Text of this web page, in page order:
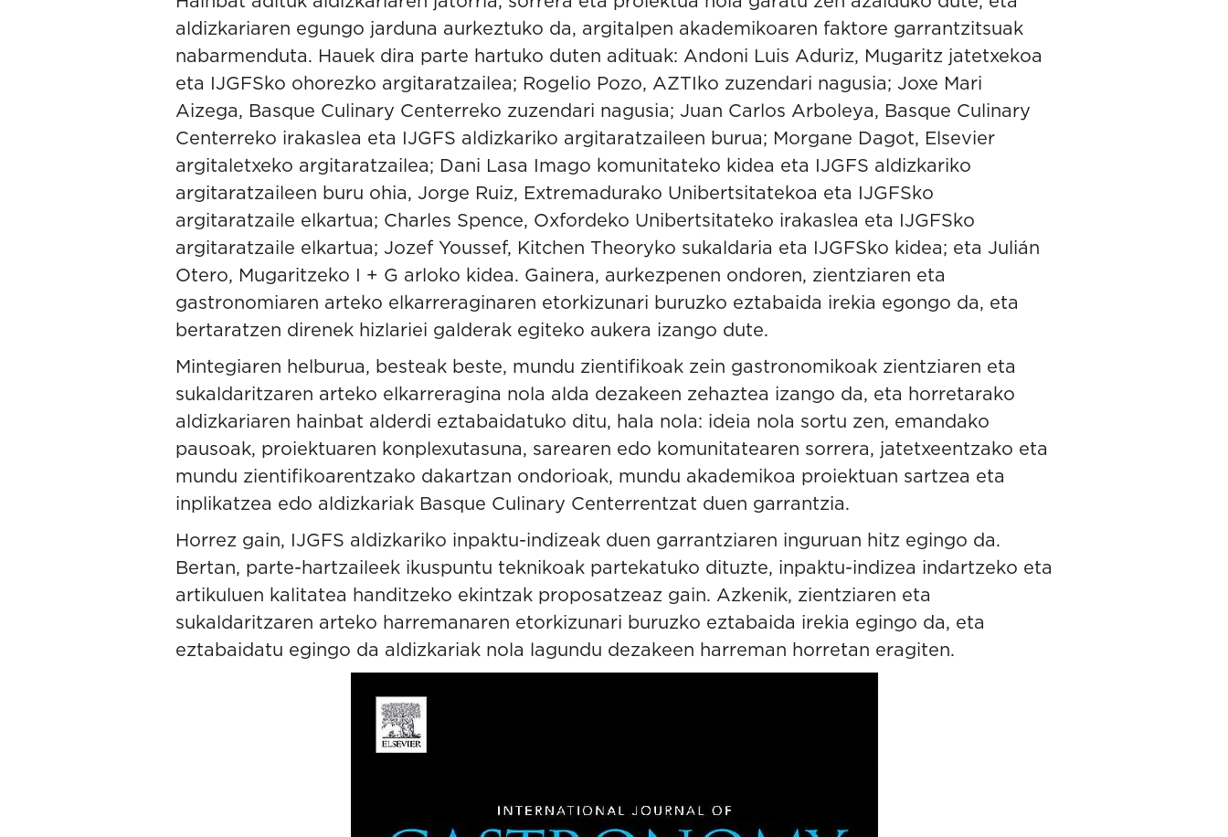
aldizkariaren egungo jarduna aurkeztuko da, argitalpen akademikoaren faktore garrantzitsuak
nabarmenduta. Hauek dira parte hartuko duten adituak: Andoni Luis Aduriz, Mugaritz jatetxekoa
eta IJGFSko ohorezko argitaratzailea; Rogelio Pozo, AZTIko zuzendari nagusia; Joxe Mari
Aizega, Basque Culinary Centerreko zuzendari nagusia; Juan Carlos Arboleya, Basque Culinary
Centerreko irakaslea eta IJGFS aldizkariko argitaratzaileen burua; Morgane Dagot, Elsevier
argitaletxeko argitaratzailea; Dani Lasa Imago komunitateko kidea eta IJGFS aldizkariko
argitaratzaileen buru ohia, Jorge Ruiz, Extremadurako Unibertsitatekoa eta IJGFSko
argitaratzaile elkartua; Charles Spence, Oxfordeko Unibertsitateko irakaslea eta IJGFSko
argitaratzaile elkartua; Jozef Youssef, Kitchen Theoryko sukaldaria eta IJGFSko kidea; eta Julián
Otero, Mugaritzeko I + G arloko kidea. Gainera, aurkezpenen ondoren, zientziaren eta
gastronomiaren arteko elkarreraginaren etorkizunari buruzko eztabaida irekia egongo da, eta
bertaratzen direnek hizlariei galderak egiteko aukera izango dute.
Mintegiaren helburua, besteak beste, mundu zientifikoak zein gastronomikoak zientziaren eta
sukaldaritzaren arteko elkarreragina nola alda dezakeen zehaztea izango da, eta horretarako
aldizkariaren hainbat alderdi eztabaidatuko ditu, hala nola: ideia nola sortu zen, emandako
pausoak, proiektuaren konplexutasuna, sarearen edo komunitatearen sorrera, jatetxeentzako eta
mundu zientifikoarentzako dakartzan ondorioak, mundu akademikoa proiektuan sartzea eta
inplikatzea edo aldizkariak Basque Culinary Centerrentzat duen garrantzia.
Horrez gain, IJGFS aldizkariko inpaktu-indizeak duen garrantziaren inguruan hitz egingo da.
Bertan, parte-hartzaileek ikuspuntu teknikoak partekatuko dituzte, inpaktu-indizea indartzeko eta
artikuluen kalitatea handitzeko ekintzak proposatzeaz gain. Azkenik, zientziaren eta
sukaldaritzaren arteko harremanaren etorkizunari buruzko eztabaida irekia egingo da, eta
eztabaidatu egingo da aldizkariak nola lagundu dezakeen harreman horretan eragiten.